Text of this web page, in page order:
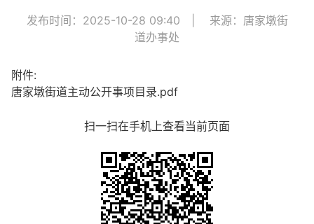
发布时间：2025-10-28 09:40
来源：唐家墩街
道办事处
附件:
唐家墩街道主动公开事项目录.pdf
扫一扫在手机上查看当前页面